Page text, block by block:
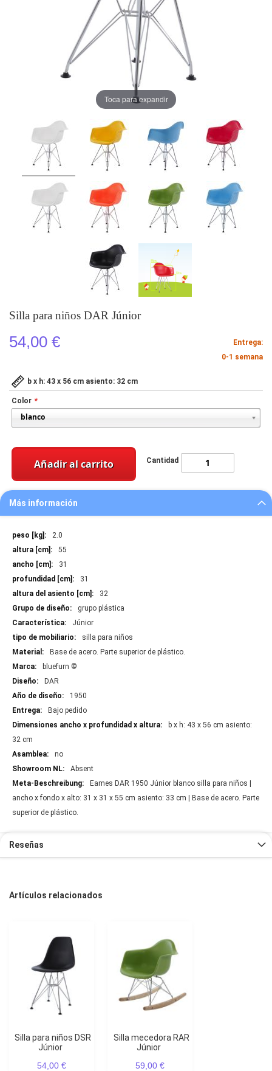
Silla para niños DAR Júnior
54,00 €
Entrega:
0-1 semana
b x h: 43 x 56 cm asiento: 32 cm
Color
Cantidad
Añadir al carrito
Toca para expandir
Más información
Más
información
2.0
55
31
31
32
grupo plástica
Júnior
silla para niños
Base de acero. Parte superior de plástico.
bluefurn ©
DAR
1950
Bajo pedido
b x h: 43 x 56 cm asiento:
32 cm
no
Absent
Eames DAR 1950 Júnior blanco silla para niños |
ancho x fondo x alto: 31 x 31 x 55 cm asiento: 33 cm | Base de acero. Parte
superior de plástico.
Reseñas
Artículos relacionados
Silla para niños DSR
Júnior
54,00 €
Silla mecedora RAR
Júnior
59,00 €